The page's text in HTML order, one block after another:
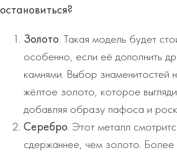
остановиться?
Золото. Такая модель будет
особенно, если её дополнить
камнями. Выбор знаменитостей
жёлтое золото, которое
добавляя образу пафоса и
Серебро. Этот металл
сдержаннее, чем золото.